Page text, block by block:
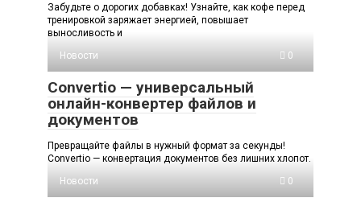
Забудьте о дорогих добавках! Узнайте, как кофе перед
тренировкой заряжает энергией, повышает
выносливость и
Новости
0
Convertio — универсальный
онлайн-конвертер файлов и
документов
Превращайте файлы в нужный формат за секунды!
Convertio — конвертация документов без лишних хлопот.
Новости
0